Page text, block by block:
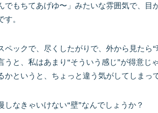
でもちてあげゆ〜」みたいな雰囲気で、目
。
ペックで、尽くしたがりで、外から見たら“
うと、私はあまり“そういう感じ”が得意じ
かというと、ちょっと違う気がしてしまって
しなきゃいけない“壁”なんでしょうか？